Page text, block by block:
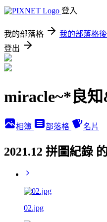
登入
我的部落格 我的部落格
登出
miracle~*良
相簿 部落格 名片
2021.12 拼圖紀錄
02.jpg